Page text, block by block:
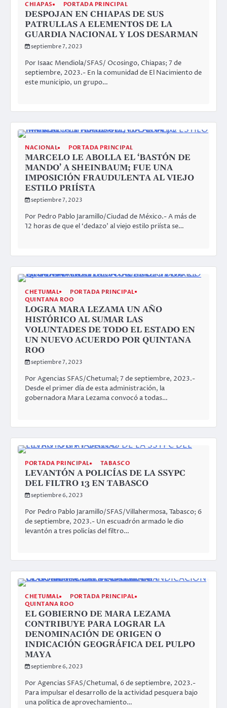
CHIAPAS PORTADA PRINCIPAL
DESPOJAN EN CHIAPAS DE SUS
PATRULLAS A ELEMENTOS DE LA
GUARDIA NACIONAL Y LOS DESARMAN
septiembre 7, 2023
Por Isaac Mendiola/SFAS/ Ocosingo, Chiapas; 7 de
septiembre, 2023.- En la comunidad de El Nacimiento de
este municipio, un grupo…
NACIONAL PORTADA PRINCIPAL
MARCELO LE ABOLLA EL ‘BASTÓN DE
MANDO’ A SHEINBAUM; FUE UNA
IMPOSICIÓN FRAUDULENTA AL VIEJO
ESTILO PRIÍSTA
septiembre 7, 2023
Por Pedro Pablo Jaramillo/Ciudad de México.- A más de
12 horas de que el ‘dedazo’ al viejo estilo priísta se…
CHETUMAL
PORTADA PRINCIPAL
QUINTANA ROO
LOGRA MARA LEZAMA UN AÑO
HISTÓRICO AL SUMAR LAS
VOLUNTADES DE TODO EL ESTADO EN
UN NUEVO ACUERDO POR QUINTANA
ROO
septiembre 7, 2023
Por Agencias SFAS/Chetumal; 7 de septiembre, 2023.-
Desde el primer día de esta administración, la
gobernadora Mara Lezama convocó a todas…
PORTADA PRINCIPAL TABASCO
LEVANTÓN A POLICÍAS DE LA SSYPC
DEL FILTRO 13 EN TABASCO
septiembre 6, 2023
Por Pedro Pablo Jaramillo/SFAS/Villahermosa, Tabasco; 6
de septiembre, 2023.- Un escuadrón armado le dio
levantón a tres policías del filtro…
CHETUMAL
PORTADA PRINCIPAL
QUINTANA ROO
EL GOBIERNO DE MARA LEZAMA
CONTRIBUYE PARA LOGRAR LA
DENOMINACIÓN DE ORIGEN O
INDICACIÓN GEOGRÁFICA DEL PULPO
MAYA
septiembre 6, 2023
Por Agencias SFAS/Chetumal, 6 de septiembre, 2023.-
Para impulsar el desarrollo de la actividad pesquera bajo
una política de aprovechamiento…